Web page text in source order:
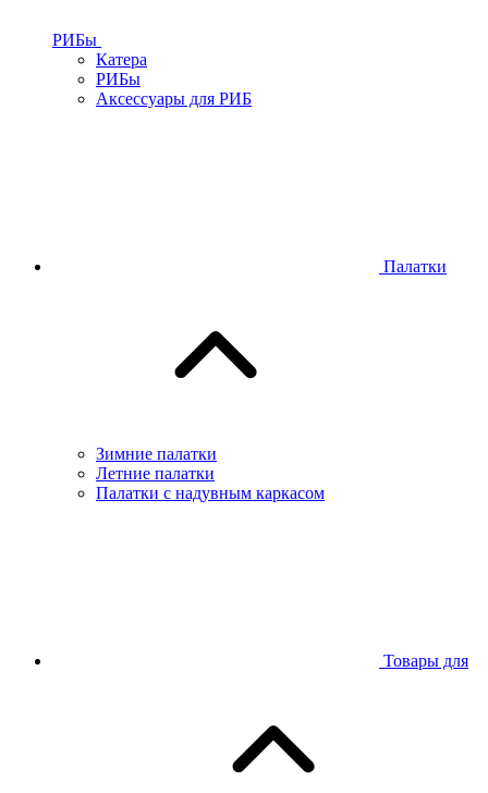
РИБы
Катера
РИБы
Аксессуары для РИБ
Палатки
Зимние палатки
Летние палатки
Палатки с надувным каркасом
Товары для